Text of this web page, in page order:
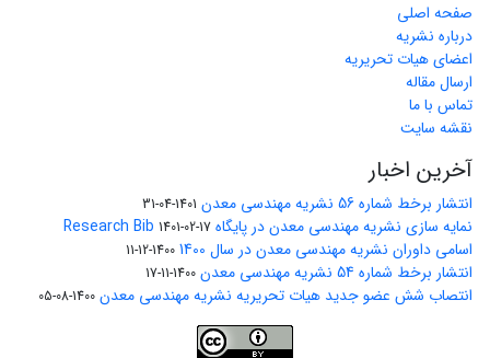
صفحه اصلی
درباره نشریه
اعضای هیات تحریریه
ارسال مقاله
تماس با ما
نقشه سایت
آخرین اخبار
انتشار برخط شماره 56 نشریه مهندسی معدن 1401-04-31
نمایه سازی نشریه مهندسی معدن در پایگاه Research Bib 1401-02-17
اسامی داوران نشریه مهندسی معدن در سال 1400 1400-12-11
انتشار برخط شماره 54 نشریه مهندسی معدن 1400-11-17
انتصاب شش عضو جدید هیات تحریریه نشریه مهندسی معدن 1400-08-05